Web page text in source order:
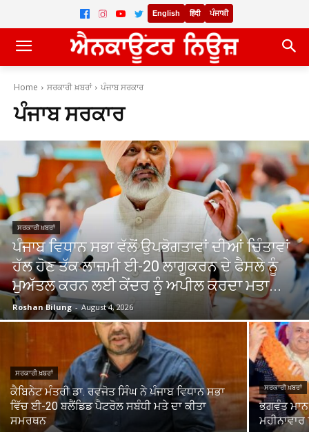
English हिंदी ਪੰਜਾਬੀ
Home ਸਰਕਾਰੀ ਖ਼ਬਰਾਂ ਪੰਜਾਬ ਸਰਕਾਰ
ਪੰਜਾਬ ਸਰਕਾਰ
ਸਰਕਾਰੀ ਖ਼ਬਰਾਂ
ਪੰਜਾਬ ਵਿਧਾਨ ਸਭਾ ਵੱਲੋਂ ਉਪਭੋਗਤਾਵਾਂ ਦੀਆਂ ਚਿੰਤਾਵਾਂ
ਹੱਲ ਹੋਣ ਤੱਕ ਲਾਜ਼ਮੀ ਈ-20 ਲਾਗੂਕਰਨ ਦੇ ਫੈਸਲੇ ਨੂੰ
ਮੁਅੱਤਲ ਕਰਨ ਲਈ ਕੇਂਦਰ ਨੂੰ ਅਪੀਲ ਕਰਦਾ ਮਤਾ...
Roshan Bilung - August 4, 2026
ਸਰਕਾਰੀ ਖ਼ਬਰਾਂ
ਕੈਬਿਨੇਟ ਮੰਤਰੀ ਡਾ. ਰਵਜੋਤ ਸਿੰਘ ਨੇ ਪੰਜਾਬ ਵਿਧਾਨ ਸਭਾ
ਵਿੱਚ ਈ-20 ਬਲੈਂਡਿਡ ਪੈਟਰੋਲ ਸਬੰਧੀ ਮਤੇ ਦਾ ਕੀਤਾ
ਸਮਰਥਨ
ਸਰਕਾਰੀ ਖ਼ਬਰਾਂ
ਭਗਵੰਤ